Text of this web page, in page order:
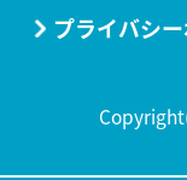
プライバシ